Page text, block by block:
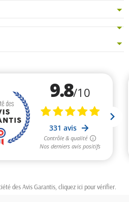
des Avis Garantis, cliquez ici pour vérifier